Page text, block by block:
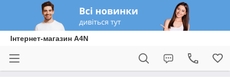
Інтернет-магазин A4N